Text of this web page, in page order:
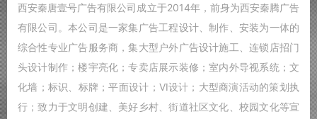
西安秦唐壹号广告有限公司成立于2014年，前身为西安秦腾广告
有限公司。本公司是一家集广告工程设计、制作、安装为一体的
综合性专业广告服务商，集大型户外广告设计施工、连锁店招门
头设计制作；楼宇亮化；专卖店展示装修；室内外导视系统；文
化墙；标识、标牌；平面设计；VI设计；大型商演活动的策划执
行；致力于文明创建、美好乡村、街道社区文化、校园文化等宣